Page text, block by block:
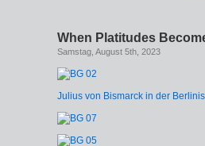
When Platitudes
Samstag, August 5th, 2023
Julius von Bismarck in der